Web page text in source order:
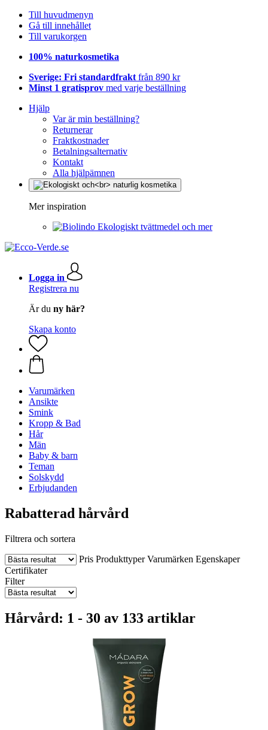
Till huvudmenyn
Gå till innehållet
Till varukorgen
100% naturkosmetika
Sverige: Fri standardfrakt från 890 kr
Minst 1 gratisprov med varje beställning
Hjälp
Var är min beställning?
Returnerar
Fraktkostnader
Betalningsalternativ
Kontakt
Alla hjälpämnen
Mer inspiration
Ekologiskt tvättmedel och mer
Logga in
Registrera nu
Är du ny här?
Skapa konto
Varumärken
Ansikte
Smink
Kropp & Bad
Hår
Män
Baby & barn
Teman
Solskydd
Erbjudanden
Rabatterad hårvård
Filtrera och sortera
Pris Produkttyper Varumärken Egenskaper
Certifikater
Filter
Hårvård: 1 - 30 av 133 artiklar